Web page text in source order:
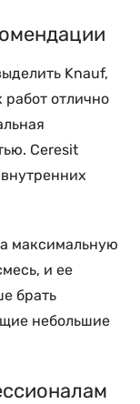
Knauf,
работ отлично
Ceresit
максимальную
и ее
брать
небольшие